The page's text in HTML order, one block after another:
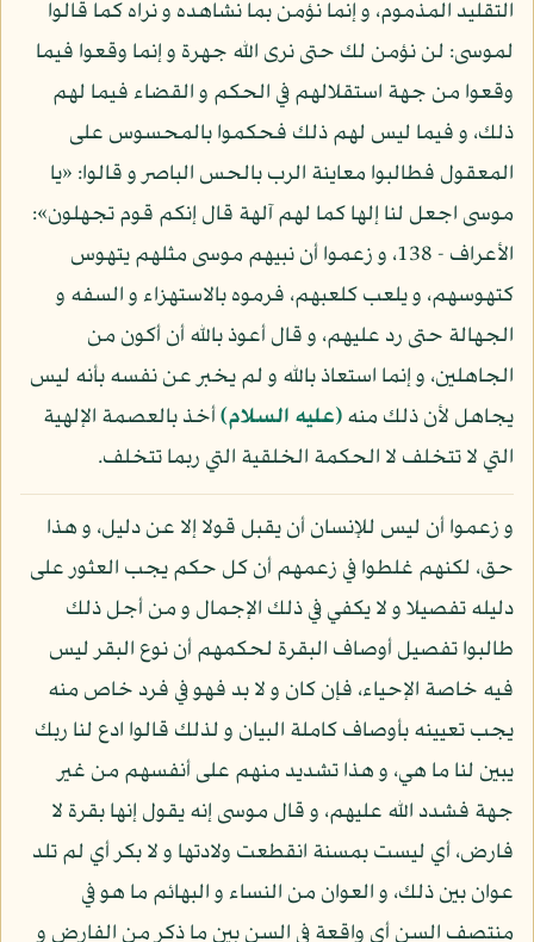
التقليد المذموم، و إنما نؤمن بما نشاهده و نراه كما قالوا
لموسى: لن نؤمن لك حتى نرى الله جهرة و إنما وقعوا فيما
وقعوا من جهة استقلالهم في الحكم و القضاء فيما لهم
ذلك، و فيما ليس لهم ذلك فحكموا بالمحسوس على
المعقول فطالبوا معاينة الرب بالحس الباصر و قالوا: «يا
موسى اجعل لنا إلها كما لهم آلهة قال إنكم قوم تجهلون»:
الأعراف - 138، و زعموا أن نبيهم موسى مثلهم يتهوس
كتهوسهم، و يلعب كلعبهم، فرموه بالاستهزاء و السفه و
الجهالة حتى رد عليهم، و قال أعوذ بالله أن أكون من
الجاهلين، و إنما استعاذ بالله و لم يخبر عن نفسه بأنه ليس
يجاهل لأن ذلك منه(عليه السلام)أخذ بالعصمة الإلهية
التي لا تتخلف لا الحكمة الخلقية التي ربما تتخلف.
و زعموا أن ليس للإنسان أن يقبل قولا إلا عن دليل، و هذا
حق، لكنهم غلطوا في زعمهم أن كل حكم يجب العثور على
دليله تفصيلا و لا يكفي في ذلك الإجمال و من أجل ذلك
طالبوا تفصيل أوصاف البقرة لحكمهم أن نوع البقر ليس
فيه خاصة الإحياء، فإن كان و لا بد فهو في فرد خاص منه
يجب تعيينه بأوصاف كاملة البيان و لذلك قالوا ادع لنا ربك
يبين لنا ما هي، و هذا تشديد منهم على أنفسهم من غير
جهة فشدد الله عليهم، و قال موسى إنه يقول إنها بقرة لا
فارض، أي ليست بمسنة انقطعت ولادتها و لا بكر أي لم تلد
عوان بين ذلك، و العوان من النساء و البهائم ما هو في
منتصف السن أي واقعة في السن بين ما ذكر من الفارض و